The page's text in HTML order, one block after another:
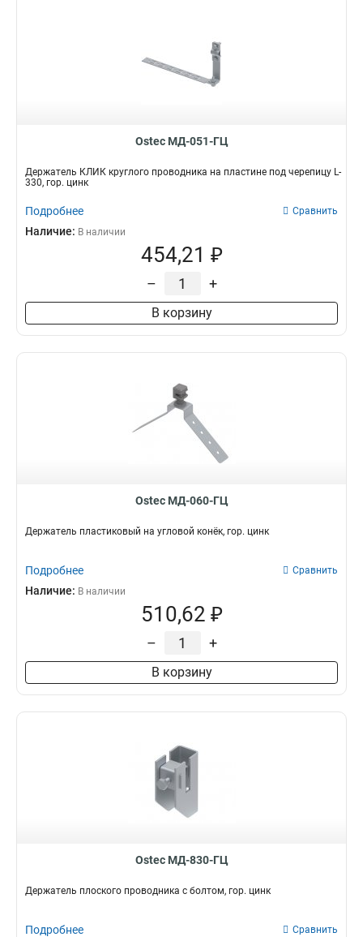
Ostec МД-051-ГЦ
Держатель КЛИК круглого проводника на пластине под черепицу L-
330, гор. цинк
Подробнее Сравнить
Наличие: В наличии
454,21 ₽
– +
В корзину
Ostec МД-060-ГЦ
Держатель пластиковый на угловой конёк, гор. цинк
Подробнее Сравнить
Наличие: В наличии
510,62 ₽
– +
В корзину
Ostec МД-830-ГЦ
Держатель плоского проводника с болтом, гор. цинк
Подробнее Сравнить